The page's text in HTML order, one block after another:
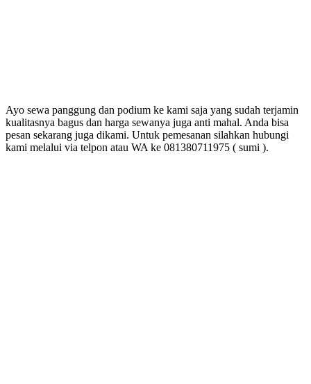
Ayo sewa panggung dan podium ke kami saja yang sudah terjamin
kualitasnya bagus dan harga sewanya juga anti mahal. Anda bisa
pesan sekarang juga dikami. Untuk pemesanan silahkan hubungi
kami melalui via telpon atau WA ke 081380711975 ( sumi ).